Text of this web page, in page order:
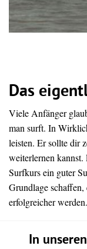
Das
Viele Anfänger
man surft. In
leisten. Er sollte dir
weiterlernen
Surfkurs ein guter
Grundlage schaffen,
erfolgreicher werden.
In